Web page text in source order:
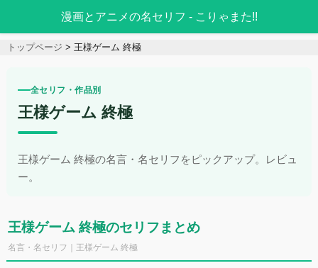
漫画とアニメの名セリフ - こりゃまた!!
トップページ 王様ゲーム 終極
全セリフ・作品別
王様ゲーム 終極
王様ゲーム 終極の名言・名セリフをピックアップ。レビュ
ー。
王様ゲーム 終極のセリフまとめ
名言・名セリフ｜王様ゲーム 終極